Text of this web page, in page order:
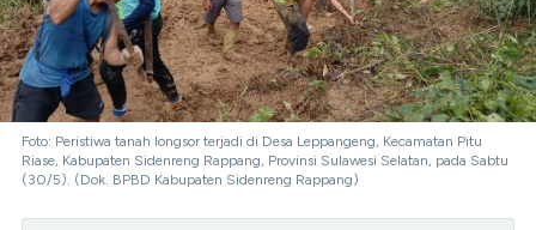
Foto: Peristiwa tanah longsor terjadi di Desa Leppangeng, Kecamatan Pitu
Riase, Kabupaten Sidenreng Rappang, Provinsi Sulawesi Selatan, pada Sabtu
(30/5). (Dok. BPBD Kabupaten Sidenreng Rappang)